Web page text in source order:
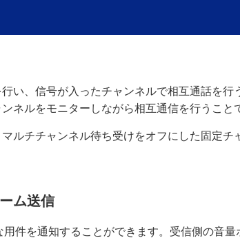
い、信号が入ったチャンネルで相互通話を
ネルをモニターしながら相互通信を行うこと
ルチチャンネル待ち受けをオフにした固定
ム送信
件を通知することができます。受信側の音